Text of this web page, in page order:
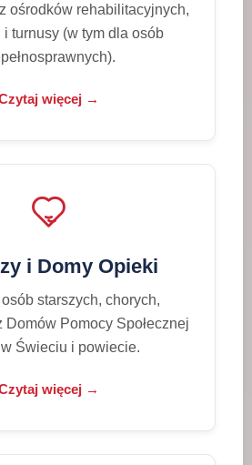
ośrodków rehabilitacyjnych,
i turnusy (w tym dla osób
więcej →
i Domy Opieki
starszych, chorych,
Domów Pomocy Społecznej
Świeciu i powiecie.
więcej →